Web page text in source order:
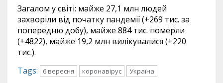
Загалом у світі: майже 27,1 млн людей
захворіли від початку пандемії (+269 тис. за
попередню добу), майже 884 тис. померли
(+4822), майже 19,2 млн вилікувалися (+220
тис.).
Tags:
6 вересня коронавірус Україна